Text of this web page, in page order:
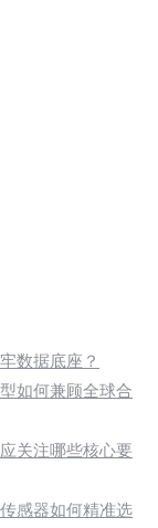
数据底座？
如何兼顾全球合
关注哪些核心要
感器如何精准选